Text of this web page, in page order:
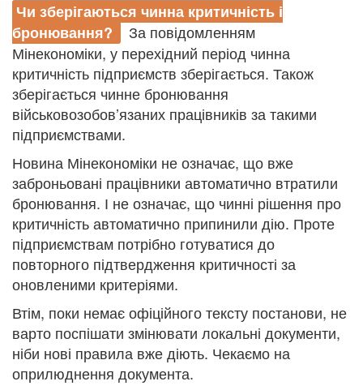
Чи зберігаються чинна критичність і
бронювання?
За повідомленням
Мінекономіки, у перехідний період чинна
критичність підприємств зберігається. Також
зберігається чинне бронювання
військовозобов’язаних працівників за такими
підприємствами.
Новина Мінекономіки не означає, що вже
заброньовані працівники автоматично втратили
бронювання. І не означає, що чинні рішення про
критичність автоматично припинили дію. Проте
підприємствам потрібно готуватися до
повторного підтвердження критичності за
оновленими критеріями.
Втім, поки немає офіційного тексту постанови, не
варто поспішати змінювати локальні документи,
ніби нові правила вже діють. Чекаємо на
оприлюднення документа.